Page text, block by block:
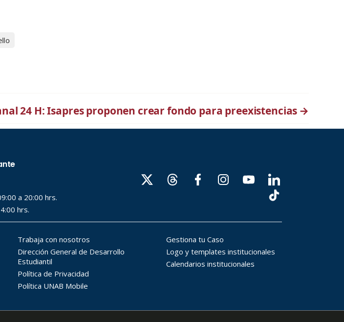
24 H: Isapres proponen crear fondo para preexistencias →